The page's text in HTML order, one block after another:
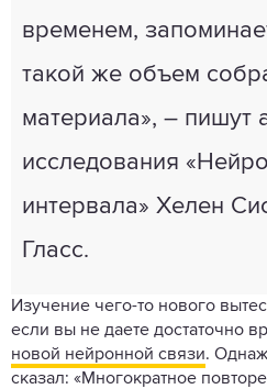
временем,
такой же объем
материала», – пишут
исследования
интервала» Хелен
Гласс.
Изучение чего-то нового
если вы не даете достаточно
новой нейронной связи.
сказал: «Многократное